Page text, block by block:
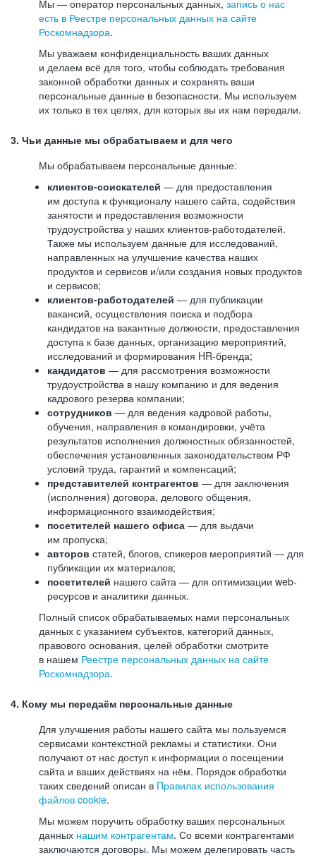
Мы — оператор персональных данных, запись о нас
есть в Реестре персональных данных на сайте
Роскомнадзора.
Мы уважаем конфиденциальность ваших данных
и делаем всё для того, чтобы соблюдать требования
законной обработки данных и сохранять ваши
персональные данные в безопасности. Мы используем
их только в тех целях, для которых вы их нам передали.
3. Чьи данные мы обрабатываем и для чего
Мы обрабатываем персональные данные:
клиентов-соискателей — для предоставления
им доступа к функционалу нашего сайта, содействия
занятости и предоставления возможности
трудоустройства у наших клиентов-работодателей.
Также мы используем данные для исследований,
направленных на улучшение качества наших
продуктов и сервисов и/или создания новых продуктов
и сервисов;
клиентов-работодателей — для публикации
вакансий, осуществления поиска и подбора
кандидатов на вакантные должности, предоставления
доступа к базе данных, организацию мероприятий,
исследований и формирования HR-бренда;
кандидатов — для рассмотрения возможности
трудоустройства в нашу компанию и для ведения
кадрового резерва компании;
сотрудников — для ведения кадровой работы,
обучения, направления в командировки, учёта
результатов исполнения должностных обязанностей,
обеспечения установленных законодательством РФ
условий труда, гарантий и компенсаций;
представителей контрагентов — для заключения
(исполнения) договора, делового общения,
информационного взаимодействия;
посетителей нашего офиса — для выдачи
им пропуска;
авторов статей, блогов, спикеров мероприятий — для
публикации их материалов;
посетителей нашего сайта — для оптимизации web-
ресурсов и аналитики данных.
Полный список обрабатываемых нами персональных
данных с указанием субъектов, категорий данных,
правового основания, целей обработки смотрите
в нашем Реестре персональных данных на сайте
Роскомнадзора.
4. Кому мы передаём персональные данные
Для улучшения работы нашего сайта мы пользуемся
сервисами контекстной рекламы и статистики. Они
получают от нас доступ к информации о посещении
сайта и ваших действиях на нём. Порядок обработки
таких сведений описан в Правилах использования
файлов cookie.
Мы можем поручить обработку ваших персональных
данных нашим контрагентам. Со всеми контрагентами
заключаются договоры. Мы можем делегировать часть